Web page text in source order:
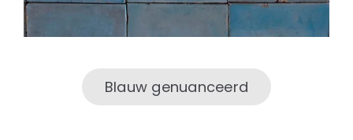
Blauw genuanceerd